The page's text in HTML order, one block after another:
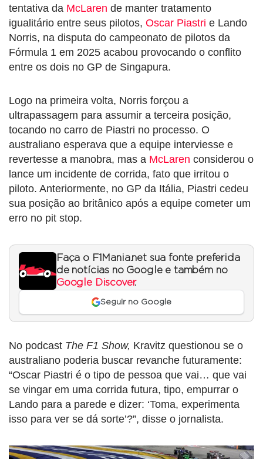
tentativa da McLaren de manter tratamento
igualitário entre seus pilotos, Oscar Piastri e Lando
Norris, na disputa do campeonato de pilotos da
Fórmula 1 em 2025 acabou provocando o conflito
entre os dois no GP de Singapura.
Logo na primeira volta, Norris forçou a
ultrapassagem para assumir a terceira posição,
tocando no carro de Piastri no processo. O
australiano esperava que a equipe interviesse e
revertesse a manobra, mas a McLaren considerou o
lance um incidente de corrida, fato que irritou o
piloto. Anteriormente, no GP da Itália, Piastri cedeu
sua posição ao britânico após a equipe cometer um
erro no pit stop.
Faça o F1Mania.net sua fonte preferida
de notícias no Google e também no
Google Discover.
Seguir no Google
No podcast The F1 Show, Kravitz questionou se o
australiano poderia buscar revanche futuramente:
“Oscar Piastri é o tipo de pessoa que vai… que vai
se vingar em uma corrida futura, tipo, empurrar o
Lando para a parede e dizer: ‘Toma, experimenta
isso para ver se dá sorte’?”, disse o jornalista.